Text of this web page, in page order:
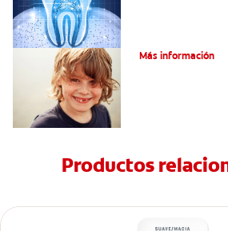
Más información
Productos